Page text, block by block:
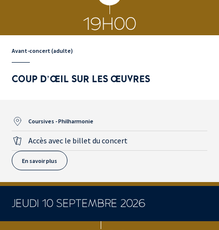
19H00
Avant-concert (adulte)
COUP D’ŒIL SUR LES ŒUVRES
Coursives - Philharmonie
Accès avec le billet du concert
En savoir plus
JEUDI 10 SEPTEMBRE 2026